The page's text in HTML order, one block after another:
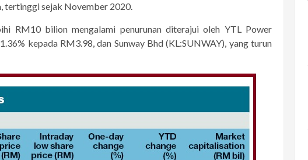
tertinggi sejak November 2020.
RM10 bilion mengalami penurunan diterajui oleh YTL Power
kepada RM3.98, dan Sunway Bhd (KL:SUNWAY), yang turun